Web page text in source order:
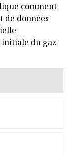
comment
de données
du gaz